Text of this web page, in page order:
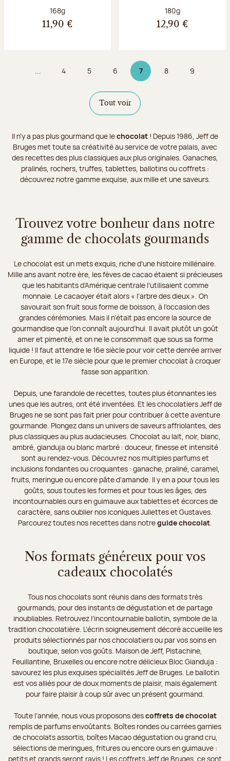
Poids net :
168g
11,90 €
Poids net :
180g
12,90 €
... Page
4 Page
5 Page
6 7Page 7 sur 9
Page
8 Page
9
Tout voir
Il n’y a pas plus gourmand que lechocolat ! Depuis 1986, Jeff de
Bruges met toute sa créativité au service de votre palais, avec
des recettes des plus classiques aux plus originales. Ganaches,
pralinés, rochers, truffes, tablettes, ballotins ou coffrets :
découvrez notre gamme exquise, aux mille et une saveurs.
Trouvez votre bonheur dans notre
gamme de chocolats gourmands
Le chocolat est un mets exquis, riche d’une histoire millénaire.
Mille ans avant notre ère, les fèves de cacao étaient si précieuses
que les habitants d’Amérique centrale l’utilisaient comme
monnaie. Le cacaoyer était alors « l’arbre des dieux ». On
savourait son fruit sous forme de boisson, à l’occasion des
grandes cérémonies. Mais il n’était pas encore la source de
gourmandise que l’on connaît aujourd’hui. Il avait plutôt un goût
amer et pimenté, et on ne le consommait que sous sa forme
liquide ! Il faut attendre le 16e siècle pour voir cette denrée arriver
en Europe, et le 17e siècle pour que le premier chocolat à croquer
fasse son apparition.
Depuis, une farandole de recettes, toutes plus étonnantes les
unes que les autres, ont été inventées. Et les chocolatiers Jeff de
Bruges ne se sont pas fait prier pour contribuer à cette aventure
gourmande. Plongez dans un univers de saveurs affriolantes, des
plus classiques au plus audacieuses. Chocolat au lait, noir, blanc,
ambré, gianduja ou blanc marbré : douceur, finesse et intensité
sont au rendez-vous. Découvrez nos multiples parfums et
inclusions fondantes ou croquantes : ganache, praliné, caramel,
fruits, meringue ou encore pâte d’amande. Il y en a pour tous les
goûts, sous toutes les formes et pour tous les âges, des
incontournables ours en guimauve aux tablettes et écorces de
caractère, sans oublier nos iconiques Juliettes et Gustaves.
Parcourez toutes nos recettes dans notreguide chocolat
Nos formats généreux pour vos
cadeaux chocolatés
Tous nos chocolats sont réunis dans des formats très
gourmands, pour des instants de dégustation et de partage
inoubliables. Retrouvez l’incontournable ballotin, symbole de la
tradition chocolatière. L’écrin soigneusement décoré accueille les
produits sélectionnés par nos chocolatiers ou par vos soins en
boutique, selon vos goûts. Maison de Jeff, Pistachine,
Feuillantine, Bruxelles ou encore notre délicieux Bloc Gianduja :
savourez les plus exquises spécialités Jeff de Bruges. Le ballotin
est vos alliés pour de doux moments de plaisir, mais également
pour faire plaisir à coup sûr avec un présent gourmand.
Toute l’année, nous vous proposons descoffrets de chocolat
remplis de parfums envoûtants. Boîtes rondes ou carrées garnies
de chocolats assortis, boîtes Macao dégustation ou grand cru,
sélections de meringues, fritures ou encore ours en guimauve :
petits et grands seront ravis ! Les coffrets Jeff de Bruges, ce sont